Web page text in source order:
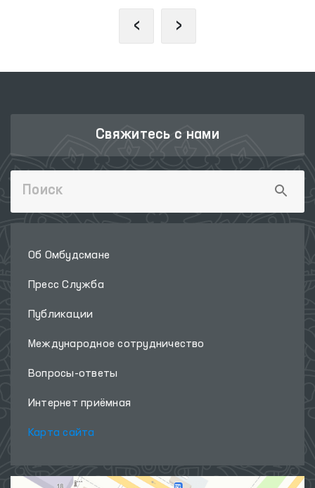
‹ ›
Свяжитесь с нами
Об Омбудсмане
Пресс Служба
Публикации
Международное сотрудничество
Вопросы-ответы
Интернет приёмная
Карта сайта